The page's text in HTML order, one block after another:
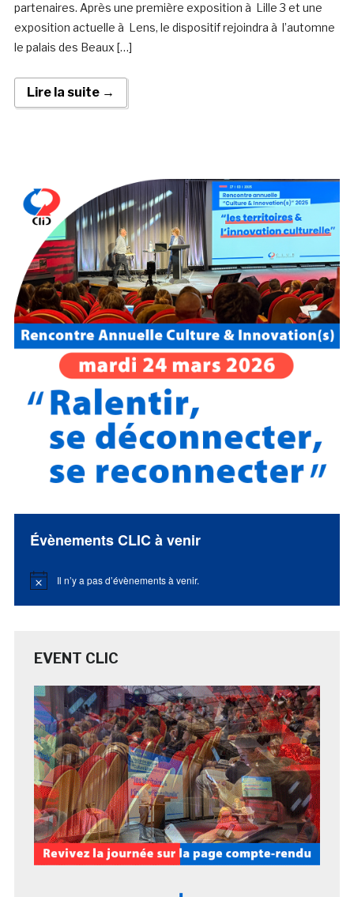
partenaires. Après une première exposition à Lille 3 et une
exposition actuelle à Lens, le dispositif rejoindra à l’automne
le palais des Beaux […]
Lire la suite →
Évènements CLIC à venir
Notice Il n’y a pas d’évènements à venir.
EVENT CLIC